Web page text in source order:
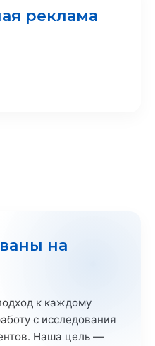
реклама
на
к каждому
с исследования
Наша цель —